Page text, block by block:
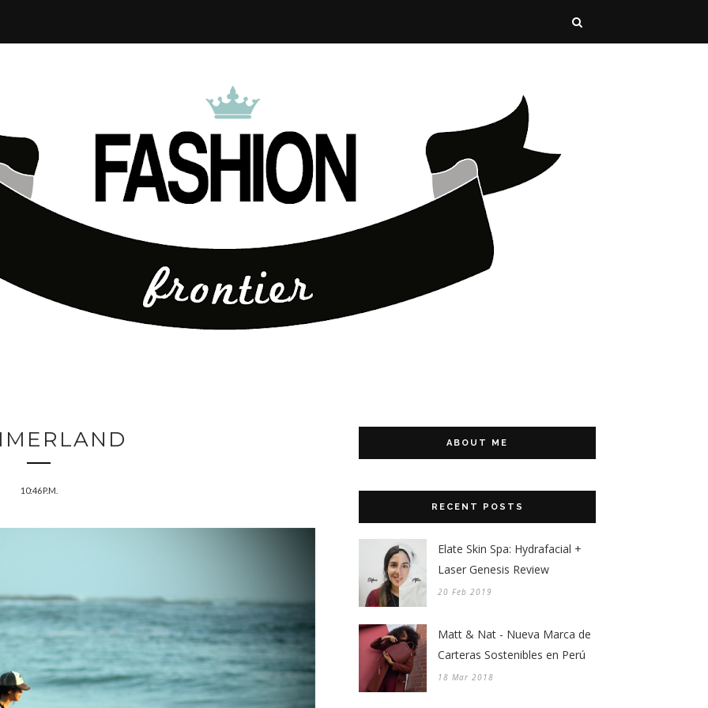
10:46 P.M.
ABOUT ME
RECENT POSTS
Elate Skin Spa: Hydrafacial +
Laser Genesis Review
20 Feb 2019
Matt & Nat - Nueva Marca de
Carteras Sostenibles en Perú
18 Mar 2018